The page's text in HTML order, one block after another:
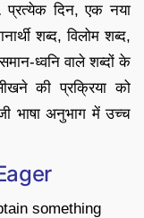
प्रत्येक दिन, एक नया
शब्द, विलोम शब्द,
ध्वनि वाले शब्दों के
की प्रक्रिया को
भाषा अनुभाग में उच्च
something